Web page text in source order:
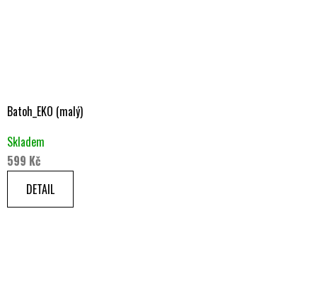
Batoh_EKO (malý)
Skladem
599 Kč
DETAIL